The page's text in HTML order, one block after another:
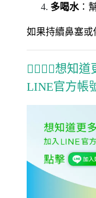
多喝水：
如果持續鼻塞或
🧑‍⚕️👩‍⚕️想知
LINE官方帳